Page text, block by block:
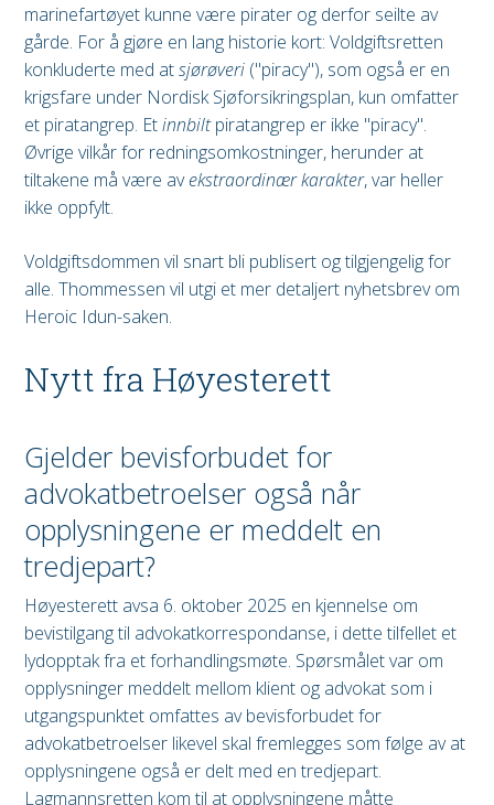
marinefartøyet kunne være pirater og derfor seilte av
gårde. For å gjøre en lang historie kort: Voldgiftsretten
konkluderte med atsjørøveri ("piracy"), som også er en
krigsfare under Nordisk Sjøforsikringsplan, kun omfatter
et piratangrep. Etinnbiltpiratangrep er ikke "piracy".
Øvrige vilkår for redningsomkostninger, herunder at
tiltakene må være avekstraordinær karakter, var heller
ikke oppfylt.
Voldgiftsdommen vil snart bli publisert og tilgjengelig for
alle. Thommessen vil utgi et mer detaljert nyhetsbrev om
Heroic Idun-saken.
Nytt fra Høyesterett
Gjelder bevisforbudet for
advokatbetroelser også når
opplysningene er meddelt en
tredjepart?
Høyesterett avsa 6. oktober 2025 en kjennelse om
bevistilgang til advokatkorrespondanse, i dette tilfellet et
lydopptak fra et forhandlingsmøte. Spørsmålet var om
opplysninger meddelt mellom klient og advokat som i
utgangspunktet omfattes av bevisforbudet for
advokatbetroelser likevel skal fremlegges som følge av at
opplysningene også er delt med en tredjepart.
Lagmannsretten kom til at opplysningene måtte